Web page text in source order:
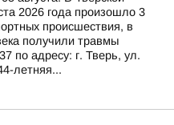
2026 года произошло 3
происшествия, в
получили травмы
по адресу: г. Тверь, ул.
летняя...